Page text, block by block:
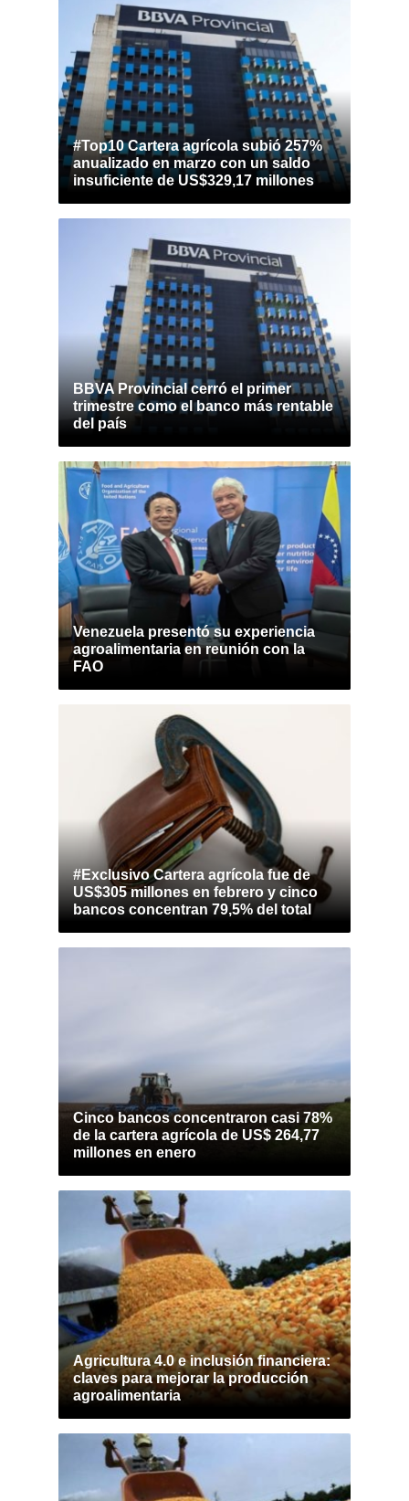
#Top10 Cartera agrícola subió 257%
anualizado en marzo con un saldo
insuficiente de US$329,17 millones
BBVA Provincial cerró el primer
trimestre como el banco más rentable
del país
Venezuela presentó su experiencia
agroalimentaria en reunión con la
FAO
#Exclusivo Cartera agrícola fue de
US$305 millones en febrero y cinco
bancos concentran 79,5% del total
Cinco bancos concentraron casi 78%
de la cartera agrícola de US$ 264,77
millones en enero
Agricultura 4.0 e inclusión financiera:
claves para mejorar la producción
agroalimentaria